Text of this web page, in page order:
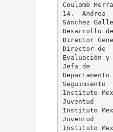
Coulomb
14.- Andrea
Sánchez
Desarrollo
Director
Director de
Evaluación y
Jefa de
Departamento
Seguimiento
Instituto
Juventud
Instituto
Juventud
Instituto